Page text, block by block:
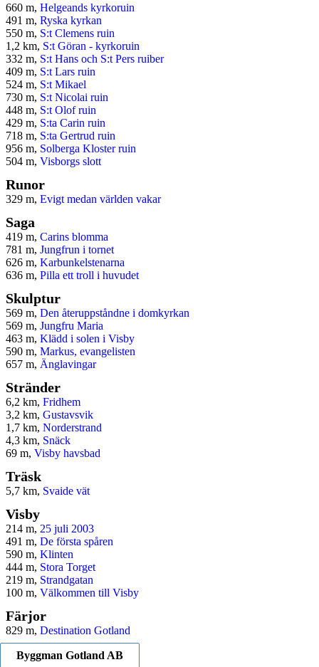
660 m, Helgeands kyrkoruin
491 m, Ryska kyrkan
550 m, S:t Clemens ruin
1,2 km, S:t Göran - kyrkoruin
332 m, S:t Hans och S:t Pers ruiber
409 m, S:t Lars ruin
524 m, S:t Mikael
730 m, S:t Nicolai ruin
448 m, S:t Olof ruin
429 m, S:ta Carin ruin
718 m, S:ta Gertrud ruin
956 m, Solberga Kloster ruin
504 m, Visborgs slott
Runor
329 m, Evigt medan världen vakar
Saga
419 m, Carins blomma
781 m, Jungfrun i tornet
626 m, Karbunkelstenarna
636 m, Pilla ett troll i huvudet
Skulptur
569 m, Den återuppståndne i domkyrkan
569 m, Jungfru Maria
463 m, Klädd i solen i Visby
590 m, Markus, evangelisten
657 m, Änglavingar
Stränder
6,2 km, Fridhem
3,2 km, Gustavsvik
1,7 km, Norderstrand
4,3 km, Snäck
69 m, Visby havsbad
Träsk
5,7 km, Svaide vät
Visby
214 m, 25 juli 2003
491 m, De första spåren
590 m, Klinten
444 m, Stora Torget
219 m, Strandgatan
100 m, Välkommen till Visby
Färjor
829 m, Destination Gotland
Byggman Gotland AB